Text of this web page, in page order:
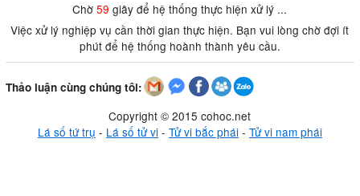
Chờ59 giây để hệ thống thực hiện xử lý ...
Việc xử lý nghiệp vụ cần thời gian thực hiện. Bạn vui lòng chờ đợi ít
phút để hệ thống hoành thành yêu cầu.
Thảo luận cùng chúng tôi:
Copyright © 2015 cohoc.net
Lá số tứ trụ - Lá số tử vi- Tử vi bắc phái- Tử vi nam phái